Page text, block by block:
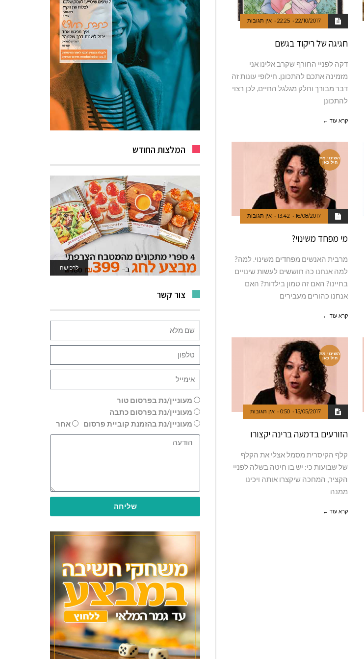
22/10/2017
22:25 אין תגובות
חגיגה של ריקוד בגשם
דקה לפניי החורף שקרב אלינו אני
מזמינה אתכם להתכונן. חילופי עונות זה
דבר מבורך וחלק מגלגל החיים, לכן רצוי
להתכונן
קרא עוד ←
השינוי מת
חיל כאן
16/08/2017
13:42 אין תגובות
מי מפחד משינוי?
מרבית האנשים מפחדים משינוי. למה?
למה אנחנו כה חוששים לעשות שינויים
בחיינו? האם זה טמון בילדות? האם
אנחנו כהורים מעבירים
קרא עוד ←
השינוי מת
חיל כאן
15/05/2017
0:50 אין תגובות
הזורעים בדמעה ברינה יקצורו
קלף הקיסרית מסמל אצלי את הקלף
של שבועות כי: יש בו חיטה בשלה לפניי
הקציר, המחכה שיקצרו אותה ויכינו
ממנה
קרא עוד ←
המלצות החודש
לרכישה
לאתר המשחקים
צור קשר
מעוניין/נת בפרסום טור
מעוניין/נת בפרסום כתבה
מעוניין/נת בהזמנת קוביית פרסום
אחר
שליחה